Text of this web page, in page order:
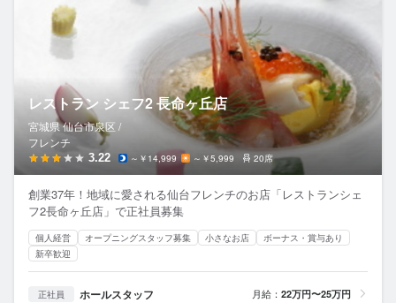
レストラン シェフ2 長命ヶ丘店
宮城県 仙台市泉区 /
フレンチ
3.22 ～￥14,999 ～￥5,999 20席
創業37年！地域に愛される仙台フレンチのお店「レストランシェ
フ2長命ヶ丘店」で正社員募集
個人経営 オープニングスタッフ募集 小さなお店
ボーナス・賞与あり
新卒歓迎
正社員 ホールスタッフ 月給： 22万円〜25万円